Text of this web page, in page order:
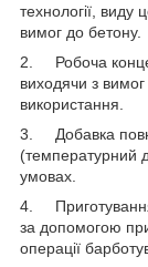
технології, виду
вимог до бетону.
2. Робоча
виходячи з вимог
використання.
3. Добавка
(температурний
умовах.
4. Приготування
за допомогою
операції